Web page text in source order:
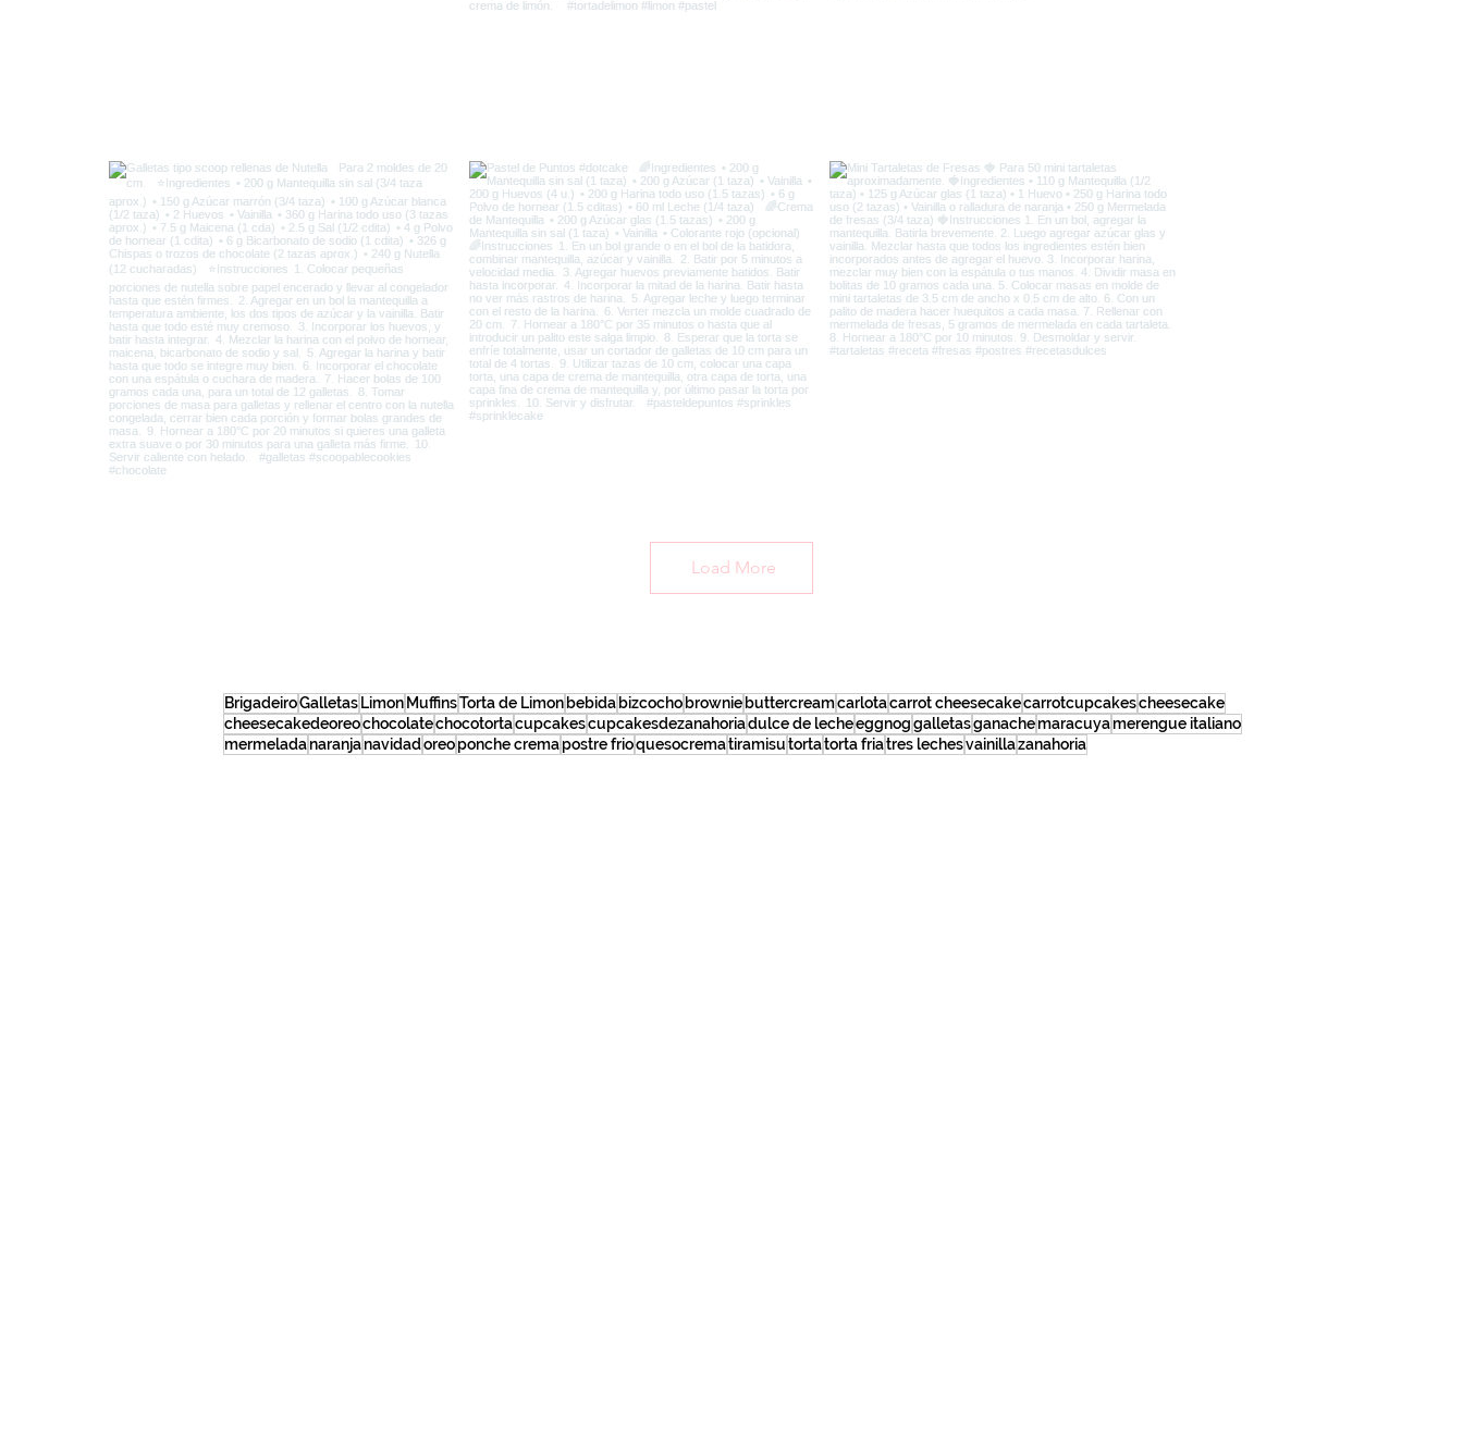
Load More
BrigadeiroGalletas Limon MuffinsTorta de Limon bebida bizcocho brownie buttercreamcarlotacarrot cheesecakecarrotcupcakescheesecake
cheesecakedeoreochocolatechocotortacupcakescupcakesdezanahoriadulce de lecheeggnoggalletasganachemaracuyamerengue italiano
mermeladanaranjanavidadoreoponche cremapostre frioquesocrematiramisutortatorta friatres lechesvainillazanahoria